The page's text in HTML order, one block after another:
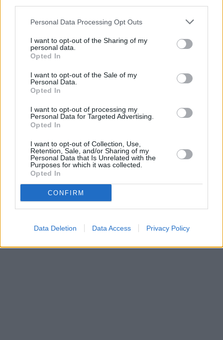
Personal Data Processing Opt Outs
I want to opt-out of the Sharing of my
personal data.
Opted In
I want to opt-out of the Sale of my
Personal Data.
Opted In
I want to opt-out of processing my
Personal Data for Targeted Advertising.
Opted In
I want to opt-out of Collection, Use,
Retention, Sale, and/or Sharing of my
Personal Data that Is Unrelated with the
Purposes for which it was collected.
Opted In
CONFIRM
Data Deletion Data Access Privacy Policy
Prima sport - co nabídne v prvním
O webu parabola.cz •O souborech cookies•
Dovolená u moře •Bazény